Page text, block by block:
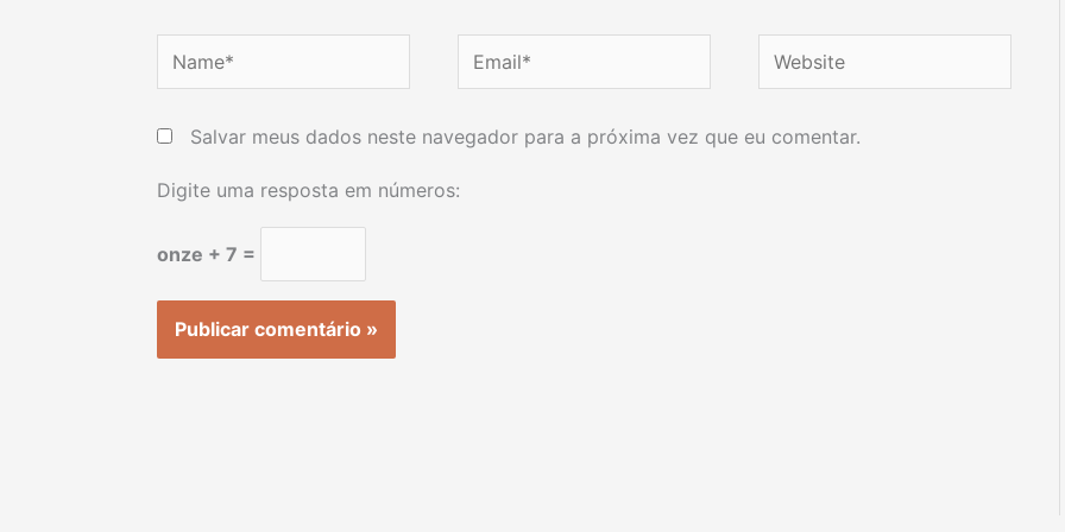
Name* Email* Website
Salvar meus dados neste navegador para a próxima vez que eu comentar.
Digite uma resposta em números:
onze + 7 =